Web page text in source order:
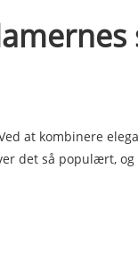
at kombinere
det så populært,